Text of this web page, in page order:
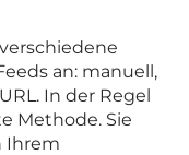
an: manuell,
In der Regel
Methode. Sie
Ihrem